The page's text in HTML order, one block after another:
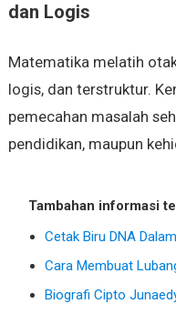
dan Logis
Matematika melatih
logis, dan terstruktur.
pemecahan masalah
pendidikan, maupun
Tambahan informasi
Cetak Biru DNA
Cara Membuat
Biografi Cipto